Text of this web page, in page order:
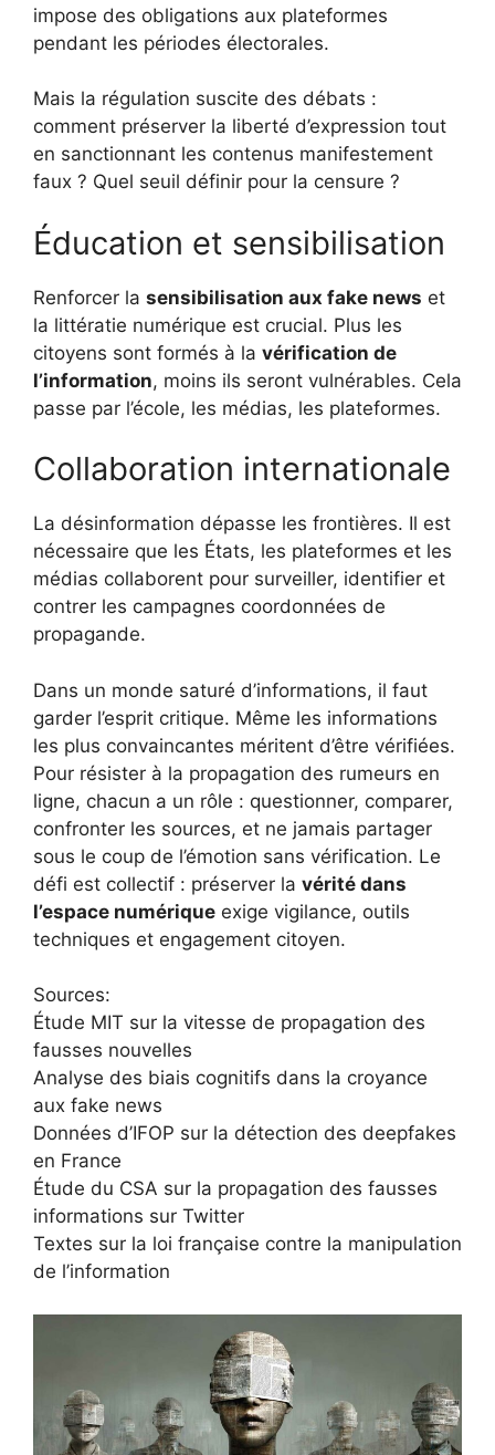
impose des obligations aux plateformes
pendant les périodes électorales.
Mais la régulation suscite des débats :
comment préserver la liberté d’expression tout
en sanctionnant les contenus manifestement
faux ? Quel seuil définir pour la censure ?
Éducation et sensibilisation
Renforcer la sensibilisation aux fake news et
la littératie numérique est crucial. Plus les
citoyens sont formés à la vérification de
l’information, moins ils seront vulnérables. Cela
passe par l’école, les médias, les plateformes.
Collaboration internationale
La désinformation dépasse les frontières. Il est
nécessaire que les États, les plateformes et les
médias collaborent pour surveiller, identifier et
contrer les campagnes coordonnées de
propagande.
Dans un monde saturé d’informations, il faut
garder l’esprit critique. Même les informations
les plus convaincantes méritent d’être vérifiées.
Pour résister à la propagation des rumeurs en
ligne, chacun a un rôle : questionner, comparer,
confronter les sources, et ne jamais partager
sous le coup de l’émotion sans vérification. Le
défi est collectif : préserver la vérité dans
l’espace numérique exige vigilance, outils
techniques et engagement citoyen.
Sources:
Étude MIT sur la vitesse de propagation des
fausses nouvelles
Analyse des biais cognitifs dans la croyance
aux fake news
Données d’IFOP sur la détection des deepfakes
en France
Étude du CSA sur la propagation des fausses
informations sur Twitter
Textes sur la loi française contre la manipulation
de l’information